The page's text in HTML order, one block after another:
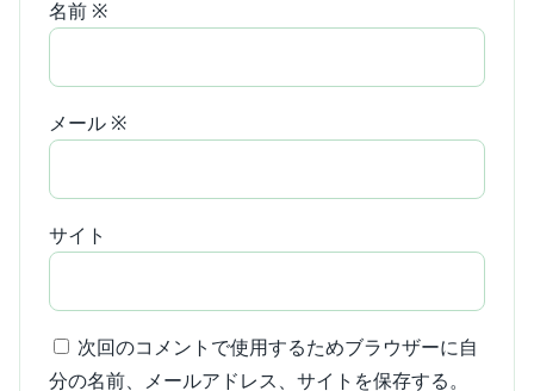
名前 ※
メール ※
サイト
次回のコメントで使用するためブラウザーに自
分の名前、メールアドレス、サイトを保存する。